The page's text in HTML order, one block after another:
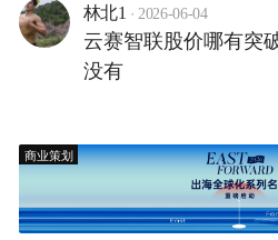
林北1 · 2026-06-04
云赛智联股价哪有突
没有
商业策划